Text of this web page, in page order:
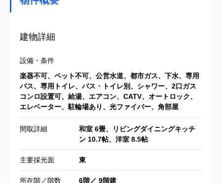
建物詳細
設備・条件
楽器不可、ペット不可、公営水道、都市ガス、下水、専用
バス、専用トイレ、バス・トイレ別、シャワー、2口ガス
コンロ設置可、給湯、エアコン、CATV、オートロック、
エレベーター、駐輪場あり、光ファイバー、角部屋
間取詳細
和室 6畳、リビングダイニングキッチ
ン 10.7帖、洋室 8.5帖
主要採光面 東
所在階／階数 6階／ 9階建